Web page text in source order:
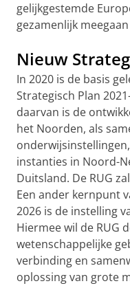
gelijkgestemde
gezamenlijk
Nieuw
In 2020 is de basis
Strategisch Plan
daarvan is de
het Noorden, als
instanties in Noord-
Duitsland. De RUG
Een ander kernpunt
2026 is de instelling
Hiermee wil de RUG
wetenschappelijke
verbinding en
oplossing van grote